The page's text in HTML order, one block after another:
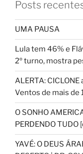
Posts
UMA PAUSA
Lula tem 46% e
2º turno, mostra
ALERTA:
Ventos de mais de
O SONHO
PERDENDO
YAVÉ: O DEUS